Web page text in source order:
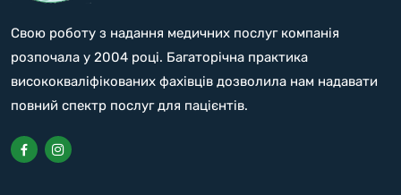
Свою роботу з надання медичних послуг компанія
розпочала у 2004 році. Багаторічна практика
висококваліфікованих фахівців дозволила нам надавати
повний спектр послуг для пацієнтів.